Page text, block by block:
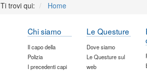
Ti trovi qui: Home
Chi siamo
Il capo della
Polizia
I precedenti capi
Le Questure
Dove siamo
Le Questure sul
web